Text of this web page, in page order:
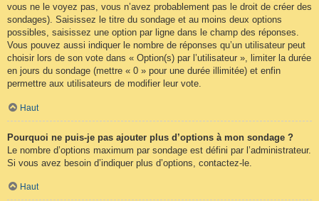
vous ne le voyez pas, vous n’avez probablement pas le droit de créer des
sondages). Saisissez le titre du sondage et au moins deux options
possibles, saisissez une option par ligne dans le champ des réponses.
Vous pouvez aussi indiquer le nombre de réponses qu’un utilisateur peut
choisir lors de son vote dans « Option(s) par l’utilisateur », limiter la durée
en jours du sondage (mettre « 0 » pour une durée illimitée) et enfin
permettre aux utilisateurs de modifier leur vote.
Haut
Pourquoi ne puis-je pas ajouter plus d’options à mon sondage ?
Le nombre d’options maximum par sondage est défini par l’administrateur.
Si vous avez besoin d’indiquer plus d’options, contactez-le.
Haut